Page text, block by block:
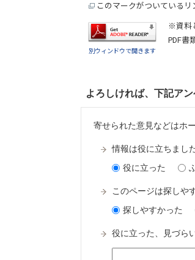
このマークがついている
別ウィンドウで開きます
※資料
PDF書